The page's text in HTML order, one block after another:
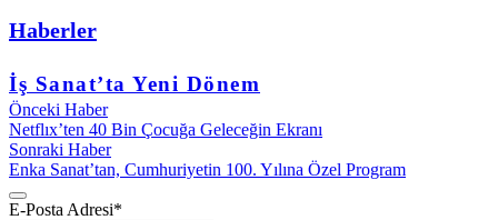
Haberler
İş Sanat’ta Yeni Dönem
Önceki Haber
Netflıx’ten 40 Bin Çocuğa Geleceğin Ekranı
Sonraki Haber
Enka Sanat’tan, Cumhuriyetin 100. Yılına Özel Program
E-Posta Adresi*